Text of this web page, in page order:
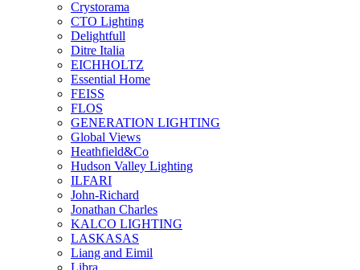
Crystorama
CTO Lighting
Delightfull
Ditre Italia
EICHHOLTZ
Essential Home
FEISS
FLOS
GENERATION LIGHTING
Global Views
Heathfield&Co
Hudson Valley Lighting
ILFARI
John-Richard
Jonathan Charles
KALCO LIGHTING
LASKASAS
Liang and Eimil
Libra